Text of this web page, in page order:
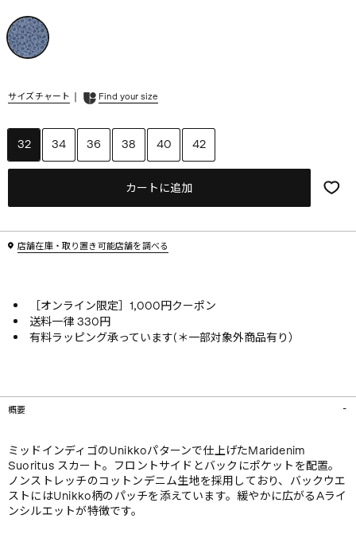
サイズチャート Find your size
32 34 36 38 40 42
カートに追加
店舗在庫・取り置き可能店舗を調べる
［オンライン限定］1,000円クーポン
送料一律 330円
有料ラッピング承っています(＊一部対象外商品有り）
概要
ミッドインディゴのUnikkoパターンで仕上げたMaridenim
Suoritus スカート。フロントサイドとバックにポケットを配置。
ノンストレッチのコットンデニム生地を採用しており、バックウエ
ストにはUnikko柄のパッチを添えています。緩やかに広がるAライ
ンシルエットが特徴です。